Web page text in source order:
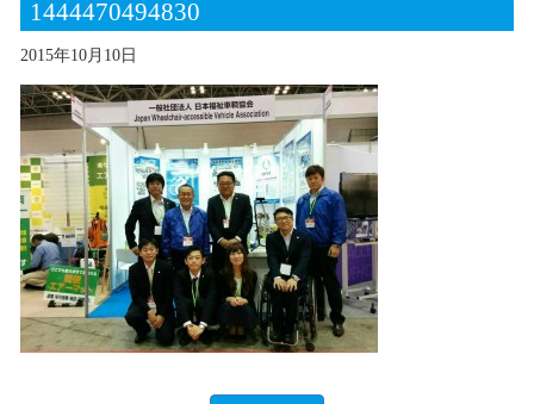
1444470494830
2015年10月10日